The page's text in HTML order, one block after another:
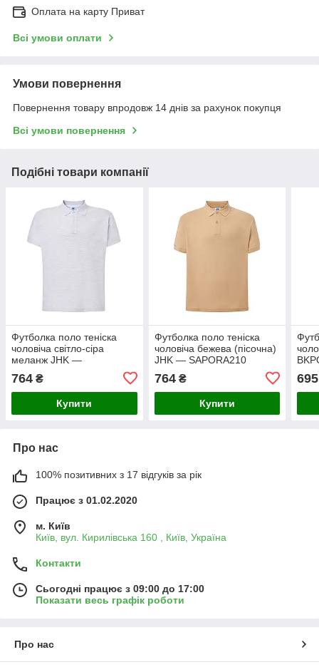
Оплата на карту Приват
Всі умови оплати
Умови повернення
Повернення товару впродовж 14 днів за рахунок покупця
Всі умови повернення
Подібні товари компанії
Футболка поло теніска
чоловіча світло-сіра
меланж JHK —
764 ₴
Купити
Футболка поло теніска
чоловіча бежева (пісочна)
JHK — SAPORA210
764₴
Купити
695
Про нас
100% позитивних з 17 відгуків за рік
Працює з 01.02.2020
м. Київ
Київ, вул. Кирилівська 160 , Київ, Україна
Контакти
Сьогодні працює з 09:00 до 17:00
Показати весь графік роботи
Про нас